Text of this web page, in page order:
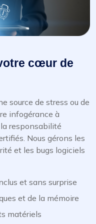
cœur de
source de stress ou de
infogérance à
responsabilité
Nous gérons les
et les bugs logiciels
et sans surprise
et de la mémoire
matériels